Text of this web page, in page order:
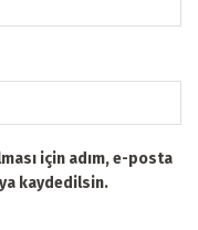
için adım, e-posta
kaydedilsin.